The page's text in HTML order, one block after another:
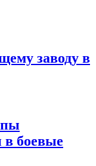
заводу в
в боевые